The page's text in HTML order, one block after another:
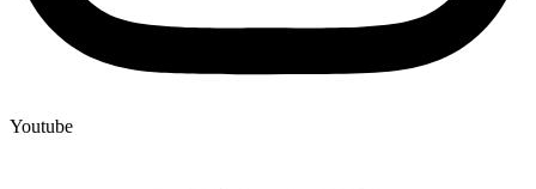
Youtube